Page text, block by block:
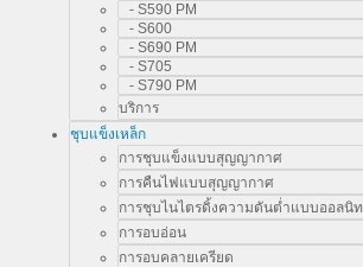
- S590 PM
- S600
- S690 PM
- S705
- S790 PM
บริการ
ชุบแข็งเหล็ก
การชุบแข็งแบบสุญญากาศ
การคืนไฟแบบสุญญากาศ
การชุบไนไตรดิ้งความดันต่ำแบบออลนิท
การอบอ่อน
การอบคลายเครียด